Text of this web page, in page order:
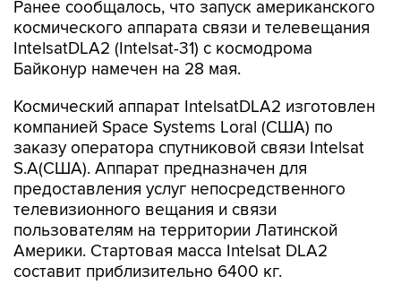
IntelsatDLA2 (Intelsat-31) с космодрома
Байконур намечен на 28 мая.
Космический аппарат IntelsatDLA2 изготовлен
заказу оператора спутниковой связи Intelsat
S.A(США). Аппарат предназначен для
предоставления услуг непосредственного
телевизионного вещания и связи
пользователям на территории Латинской
Америки. Стартовая масса Intelsat DLA2
составит приблизительно 6400 кг.
Intelsat был заключен в марте 2013 года